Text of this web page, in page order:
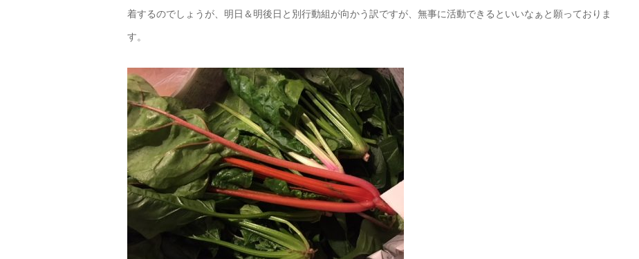
着するのでしょうが、明日＆明後日と別行動組が向かう訳ですが、無事に活動できるといいなぁと願っておりま
す。